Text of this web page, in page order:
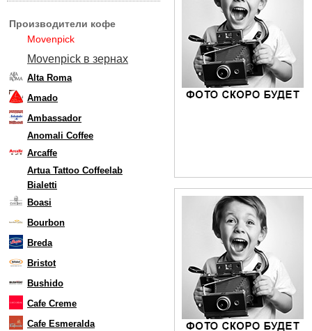
Производители кофе
Movenpick
Movenpick в зернах
Alta Roma
Amado
Ambassador
Anomali Coffee
Arcaffe
Artua Tattoo Coffeelab
Bialetti
Boasi
Bourbon
Breda
Bristot
Bushido
Cafe Creme
Cafe Esmeralda